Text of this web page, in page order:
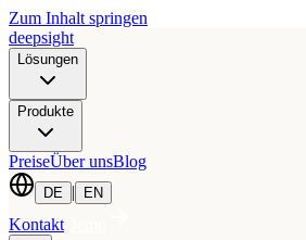
Zum Inhalt springen
deepsight
Lösungen
Produkte
PreiseÜber unsBlog
DE | EN
Kontakt